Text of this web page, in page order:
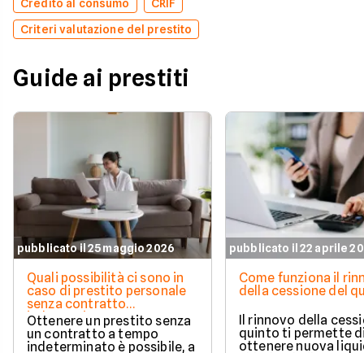
Credito al consumo
CRIF
Criteri valutazione del prestito
Guide ai prestiti
pubblicato il 25 maggio 2026
Quali possibilità ci sono in
caso di prestito personale
senza contratto
indeterminato
Ottenere un prestito senza
un contratto a tempo
indeterminato è possibile, a
pubblicato il 22 aprile
Come funziona il
della cessione del
Il rinnovo della
quinto ti permette
ottenere nuova